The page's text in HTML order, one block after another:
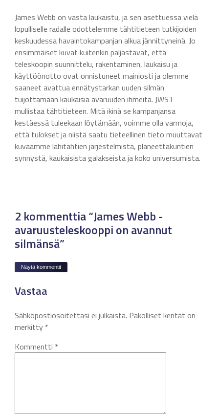
James Webb on vasta laukaistu, ja sen asettuessa vielä
lopulliselle radalle odottelemme tähtitieteen tutkijoiden
keskuudessa havaintokampanjan alkua jännittyneinä. Jo
ensimmäiset kuvat kuitenkin paljastavat, että
teleskoopin suunnittelu, rakentaminen, laukaisu ja
käyttöönotto ovat onnistuneet mainiosti ja olemme
saaneet avattua ennätystarkan uuden silmän
tuijottamaan kaukaisia avaruuden ihmeitä. JWST
mullistaa tähtitieteen. Mitä ikinä se kampanjansa
kestäessä tuleekaan löytämään, voimme olla varmoja,
että tulokset ja niistä saatu tieteellinen tieto muuttavat
kuvaamme lähitähtien järjestelmistä, planeettakuntien
synnystä, kaukaisista galakseista ja koko universumista.
2 kommenttia “James Webb -
avaruusteleskooppi on avannut
silmänsä”
Näytä kommentit
Vastaa
Sähköpostiosoitettasi ei julkaista. Pakolliset kentät on
merkitty *
Kommentti *